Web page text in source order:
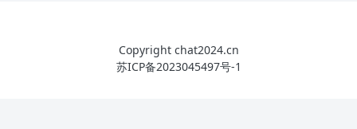
Copyright chat2024.cn
苏ICP备2023045497号-1